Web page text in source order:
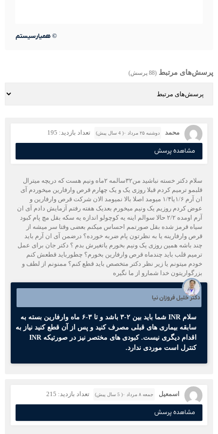
© همیارسیستم
پرسش‌های مرتبط (88 پرسش)
محمد دوشنبه ۲۵ مرداد ۰( 4 سال پیش) تعداد بازدید: 195
مشاهده پرسش
سلام دکتر خسته نباشید من۳۲سالمه ۲ماه ونیم هست که دریچه میترال
قلبمو ترمیم کردم قبلا روزی یک و یک چهارم قرص وارفارین میخوردم آی
ان آرم ۱/۶یا۱/۴ میومد اصلا بالا نمیومد الان شرکت قرص وارفارین و
عوض کردم روزیم یک ونیم میخورم بعدیک هفته رفتم آزمایش دادم آی ان
آرم اومده ۲/۲ حالا سوالم اینه یه کوچولو اندازه یه سکه بقل مچ پام کبود
سیاه قرمز شده بقل صورتمم احساس میکنم بعضی وقتا سر میشه از
قرص وارفارینه یا به نظرتون پام ضربه خورده؟ درضمن آی ان آرم باید
چند باشه همین روزی یک ونیم بخورم یاتغیرش بدم ؟ دکتر جان برای عمل
ترمیم قلب باید چندماه قرص وارفارین بخورم؟ چطورباید قطعش کنم
خودم میتونم یا زیر نظر دکتر متخصص باید قطع کنم؟ ممنونم از لطف و
بزرگواریتون خدا شمارو از ما نگیره
دکتر خلیل فروزان نیا
سلام INR شما باید بین ۲-۳ باشد و تا ۳-۶ ماه وارفارین بسته به
سابقه بیماری های قبلی مصرف کنید و پس از آن قطع کنید نیاز به
اقدام دیگری نیست. کبودی های مختصر نیز در صورتیکه INR
کنترل است موردی ندارد.
اسمعيل جمعه ۸ مرداد ۰( 5 سال پیش) تعداد بازدید: 215
مشاهده پرسش